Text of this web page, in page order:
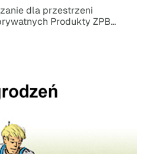
dla przestrzeni
Produkty ZPB